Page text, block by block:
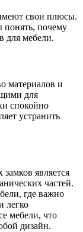
свои плюсы.
понять, почему
для мебели.
материалов и
для
спокойно
устранить
является
частей.
где важно
легко
мебели, что
дизайн.